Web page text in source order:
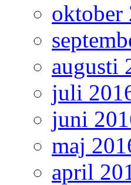
oktober
augusti
juli
juni
maj
april